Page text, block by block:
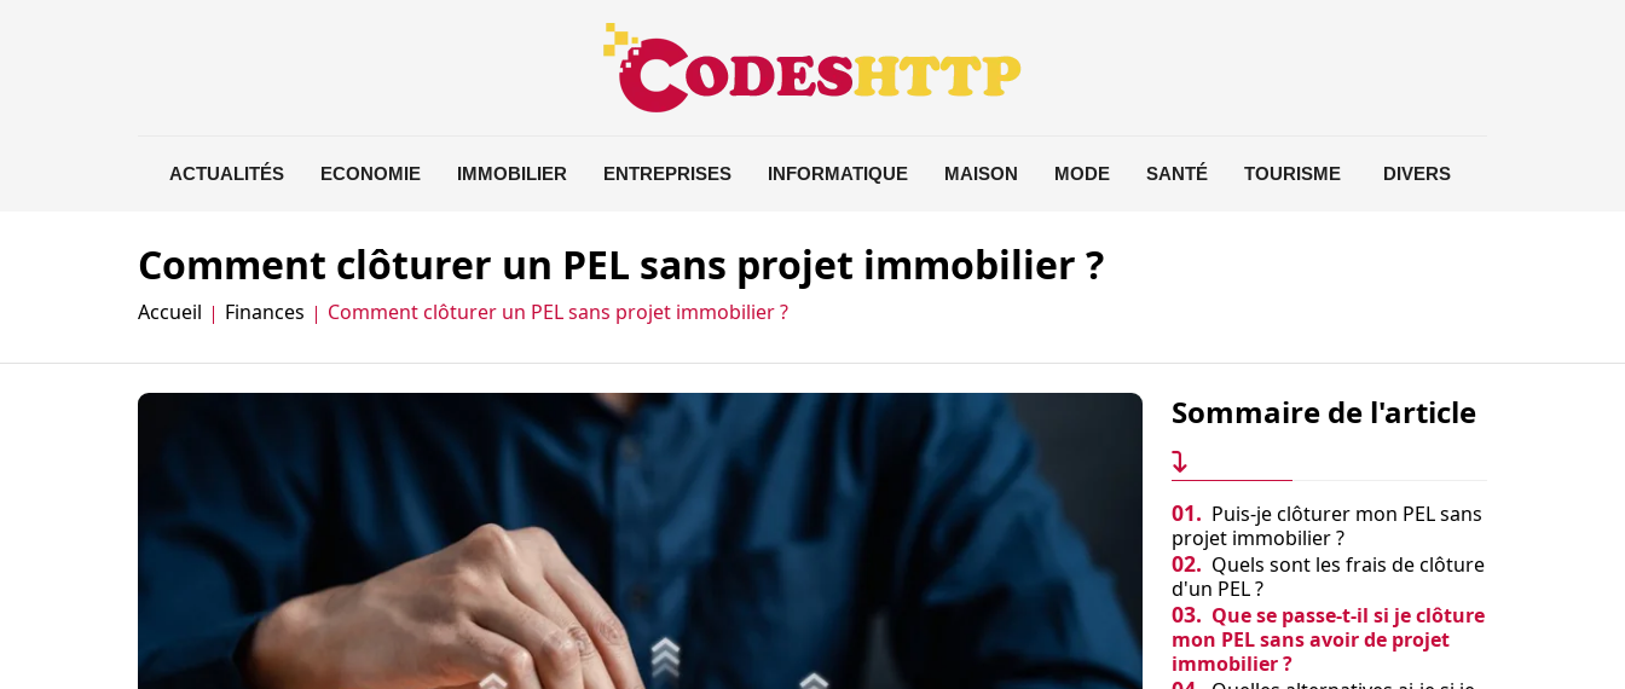
ACTUALITÉS ECONOMIE IMMOBILIER ENTREPRISES INFORMATIQUE MAISON MODE SANTÉ TOURISME DIVERS
Comment clôturer un PEL sans projet immobilier ?
Accueil Finances Comment clôturer un PEL sans projet immobilier ?
Sommaire de l'article
01. Puis-je clôturer mon PEL sans
projet immobilier ?
02. Quels sont les frais de clôture
d'un PEL ?
03. Que se passe-t-il si je clôture
mon PEL sans avoir de projet
immobilier ?